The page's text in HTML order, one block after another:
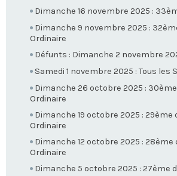
Dimanche 16 novembre 2025 :
Dimanche 9 novembre 2025 :
Ordinaire
Défunts : Dimanche 2 novembre
Samedi 1 novembre 2025 : Tous les
Dimanche 26 octobre 2025 :
Ordinaire
Dimanche 19 octobre 2025 : 29ème
Ordinaire
Dimanche 12 octobre 2025 : 28ème
Ordinaire
Dimanche 5 octobre 2025 : 27ème